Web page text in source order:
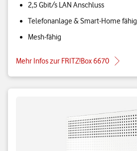
2,5 Gbit/s LAN Anschluss
Telefonanlage & Smart-Home fähig
Mesh-fähig
Mehr Infos zur FRITZ!Box 6670